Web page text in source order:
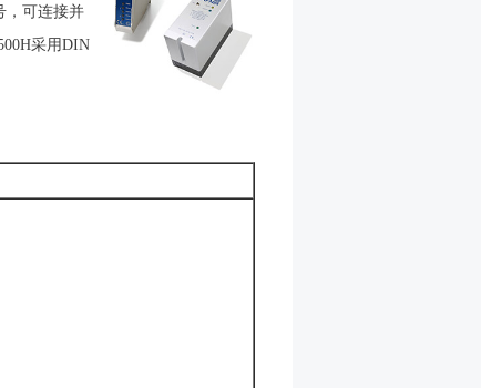
，可连接并
采用DIN